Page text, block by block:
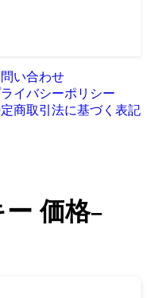
い合わせ
イバシーポリシー
商取引法に基づく表記
価格–